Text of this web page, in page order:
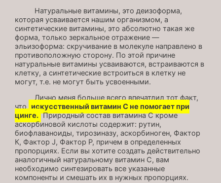
Натуральные витамины, это деизоформа,
которая усваивается нашим организмом, а
синтетические витамины, это абсолютно такая же
форма, только зеркальное отражение —
эльизоформа: скручивание в молекуле направлено в
противоположную сторону. По этой причине
натуральные витамины усваиваются, встраиваются в
клетку, а синтетические встроиться в клетку не
могут, т.е. не могут быть усвоенными.
Лично меня больше всего впечатлил тот факт,
что искусственный витамин С не помогает при
цинге. Природный состав витамина С кроме
аскорбиновой кислоты содержит: рутин,
биофлаваноиды, тирозиназу, аскорбиноген, Фактор
К, Фактор J, Фактор P, причем в определенных
пропорциях. Если вы хотите создать действительно
аналогичный натуральному витамин С, вам
необходимо синтезировать все указанные
компоненты и смешать их в нужных пропорциях.